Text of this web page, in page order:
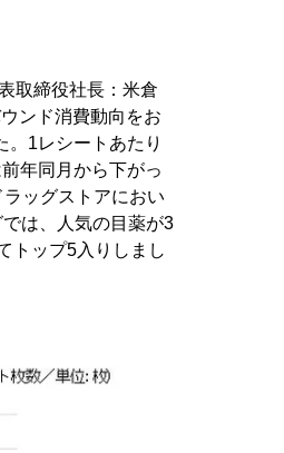
取締役社長：米倉
ンド消費動向をお
。1レシートあたり
年同月から下がっ
ッグストアにおい
は、人気の目薬が3
トップ5入りしまし